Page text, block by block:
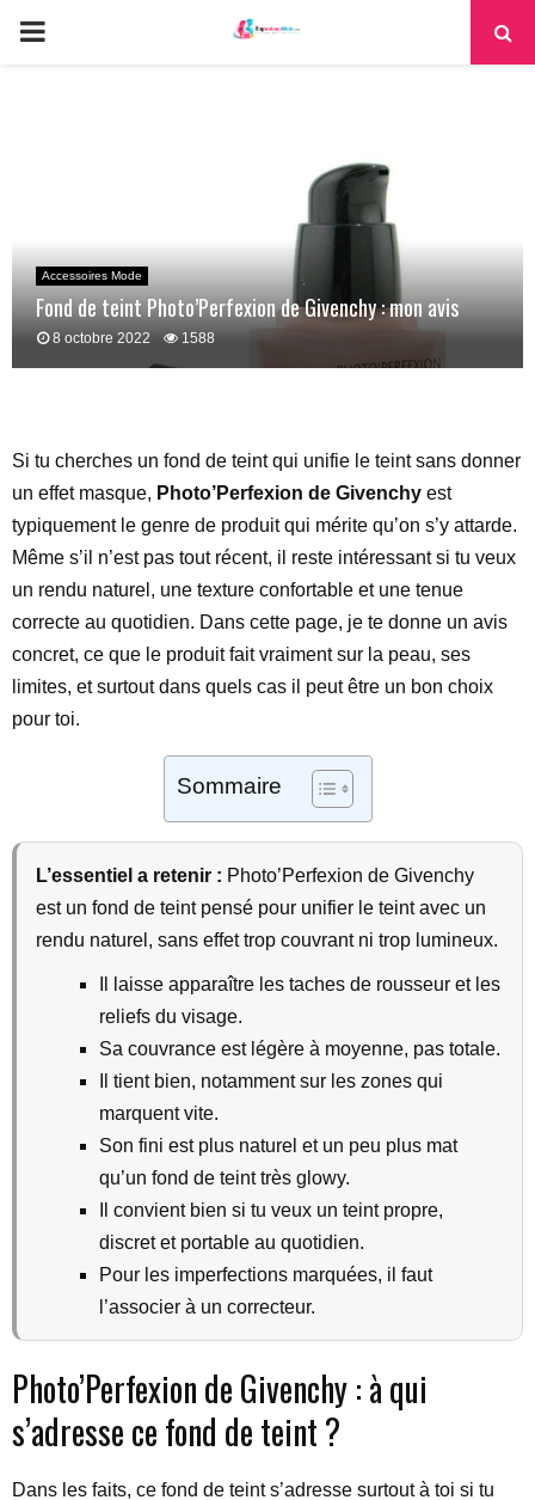
PRIMARY
Accessoires Mode
Fond de teint Photo’Perfexion de Givenchy : mon avis
8 octobre 2022 1588
Si tu cherches un fond de teint qui unifie le teint sans donner
un effet masque, Photo’Perfexion de Givenchy est
typiquement le genre de produit qui mérite qu’on s’y attarde.
Même s’il n’est pas tout récent, il reste intéressant si tu veux
un rendu naturel, une texture confortable et une tenue
correcte au quotidien. Dans cette page, je te donne un avis
concret, ce que le produit fait vraiment sur la peau, ses
limites, et surtout dans quels cas il peut être un bon choix
pour toi.
Sommaire
L’essentiel a retenir : Photo’Perfexion de Givenchy
est un fond de teint pensé pour unifier le teint avec un
rendu naturel, sans effet trop couvrant ni trop lumineux.
Il laisse apparaître les taches de rousseur et les
reliefs du visage.
Sa couvrance est légère à moyenne, pas totale.
Il tient bien, notamment sur les zones qui
marquent vite.
Son fini est plus naturel et un peu plus mat
qu’un fond de teint très glowy.
Il convient bien si tu veux un teint propre,
discret et portable au quotidien.
Pour les imperfections marquées, il faut
l’associer à un correcteur.
Photo’Perfexion de Givenchy : à qui
s’adresse ce fond de teint ?
Dans les faits, ce fond de teint s’adresse surtout à toi si tu